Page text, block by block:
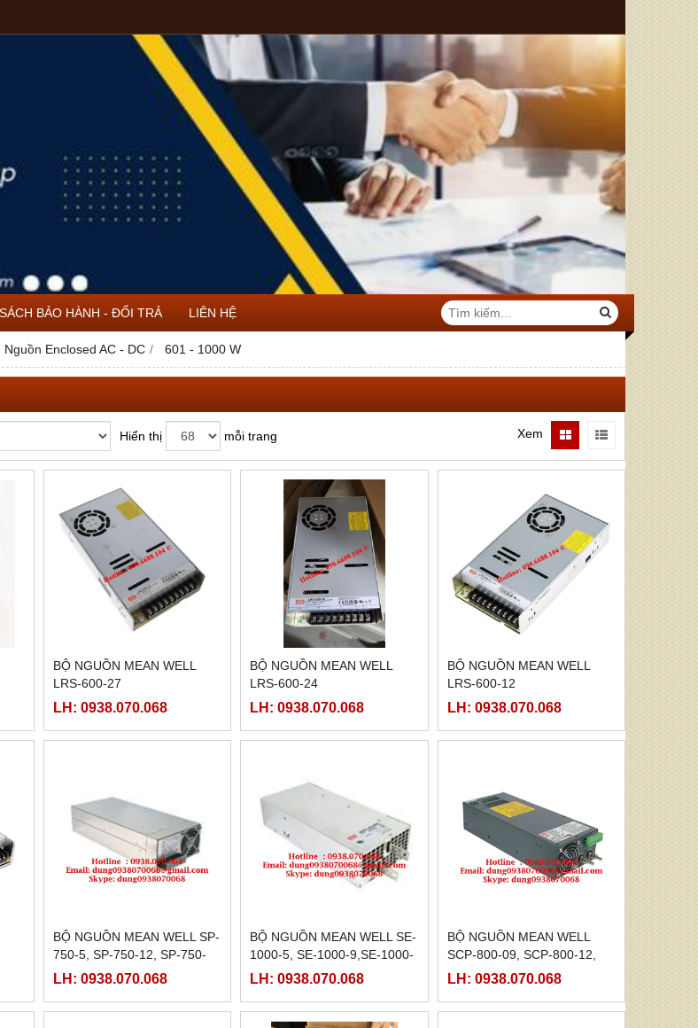
BẢO HÀNH - ĐỔI TRẢ LIÊN HỆ
Nguồn Enclosed AC - DC 601 - 1000 W
Hiển thị mỗi trang Xem
BỘ NGUỒN MEAN WELL
LRS-600-27
LH: 0938.070.068
BỘ NGUỒN MEAN WELL
LRS-600-24
LH: 0938.070.068
BỘ NGUỒN MEAN WELL
LRS-600-12
LH: 0938.070.068
BỘ NGUỒN MEAN WELL SP-
750-5, SP-750-12, SP-750-
15, SP-750-24,SP-750-
LH: 0938.070.068
BỘ NGUỒN MEAN WELL SE-
1000-5, SE-1000-9,SE-1000-
12, SE-1000-15, SE-1000-
LH: 0938.070.068
BỘ NGUỒN MEAN WELL
SCP-800-09, SCP-800-12,
SCP-800-15, SCP-800-18,
LH: 0938.070.068